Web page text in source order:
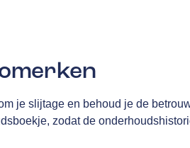
je slijtage en behoud je de
zodat de